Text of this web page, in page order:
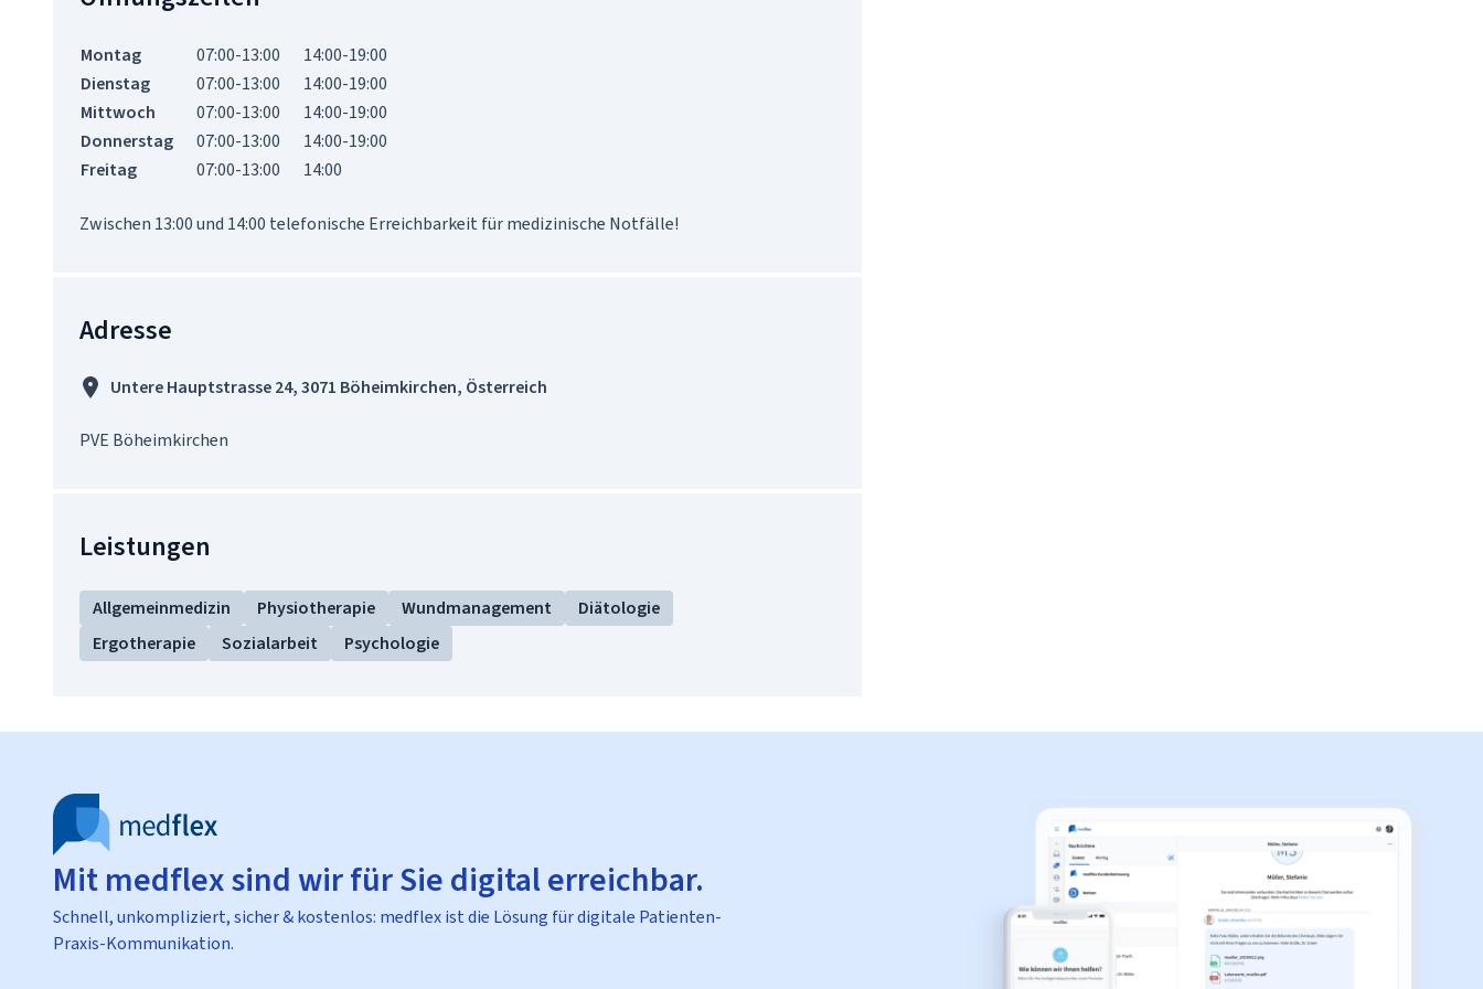
Montag 07:00-13:00
14:00-19:00
Dienstag
07:00-13:00
14:00-19:00
Mittwoch
07:00-13:00
14:00-19:00
Donnerstag
07:00-13:00
14:00-19:00
Freitag
07:00-13:00 14:00
Adresse
Untere Hauptstrasse 24, 3071 Böheimkirchen, Österreich
PVE Böheimkirchen
Leistungen
Allgemeinmedizin Physiotherapie Wundmanagement
Diätologie
Ergotherapie
Sozialarbeit Psychologie
Mit medflex sind wir für Sie digital erreichbar.
Schnell, unkompliziert, sicher & kostenlos: medflex ist die Lösung für digitale Patienten-
Praxis-Kommunikation.